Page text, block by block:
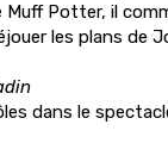
Potter, il
les plans de
dans le